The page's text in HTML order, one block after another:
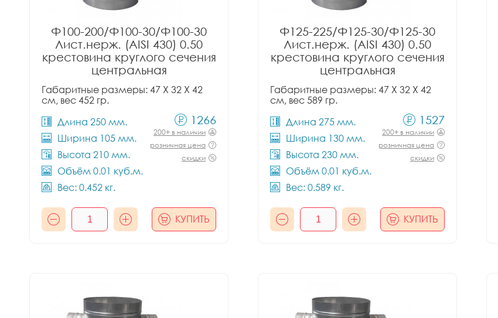
Ф100-200/Ф100-30/Ф100-30
Лист.нерж. (AISI 430) 0.50
крестовина круглого сечения
центральная
Габаритные размеры: 47 X 32 X 42
см, вес 452 гр.
Длина 250 мм.
Ширина 105 мм.
Высота 210 мм.
Объём 0.01 куб.м.
Вес: 0.452 кг.
1266
200+ в наличии
розничная цена
скидки
КУПИТЬ
Ф125-225/Ф125-30/Ф125-30
Лист.нерж. (AISI 430) 0.50
крестовина круглого сечения
центральная
Габаритные размеры: 47 X 32 X 42
см, вес 589 гр.
Длина 275 мм.
Ширина 130 мм.
Высота 230 мм.
Объём 0.01 куб.м.
Вес: 0.589 кг.
1527
200+ в наличии
розничная цена
скидки
КУПИТЬ